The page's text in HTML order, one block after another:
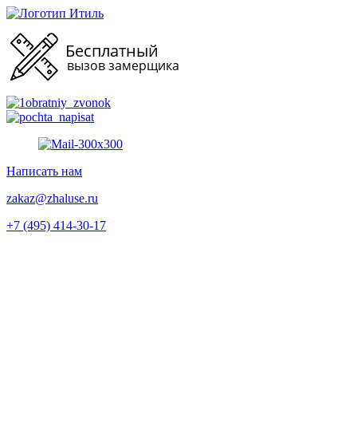
Перейти
содержимому
Написать нам
zakaz@zhaluse.ru
+7 (495) 414-30-17‬